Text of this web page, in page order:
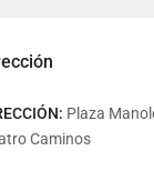
Plaza
Caminos